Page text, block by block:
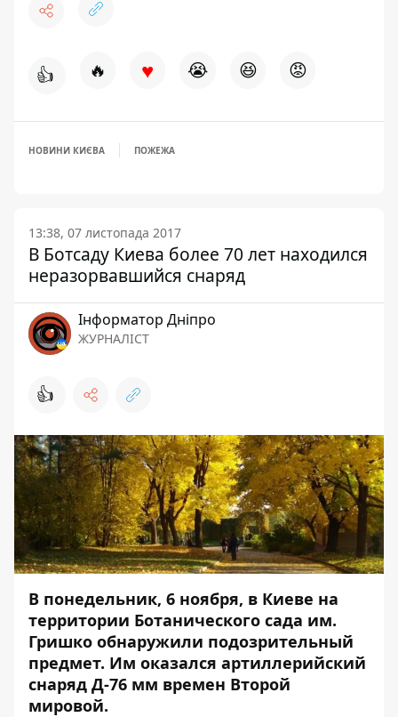
👍 🔥 ♥ 😭 😆 😡
НОВИНИ КИЄВА ПОЖЕЖА
13:38, 07 листопада 2017
В Ботсаду Киева более 70 лет находился
неразорвавшийся снаряд
Інформатор Дніпро
ЖУРНАЛІСТ
👍
В понедельник, 6 ноября, в Киеве на
территории Ботанического сада им.
Гришко обнаружили подозрительный
предмет. Им оказался артиллерийский
снаряд Д-76 мм времен Второй
мировой.